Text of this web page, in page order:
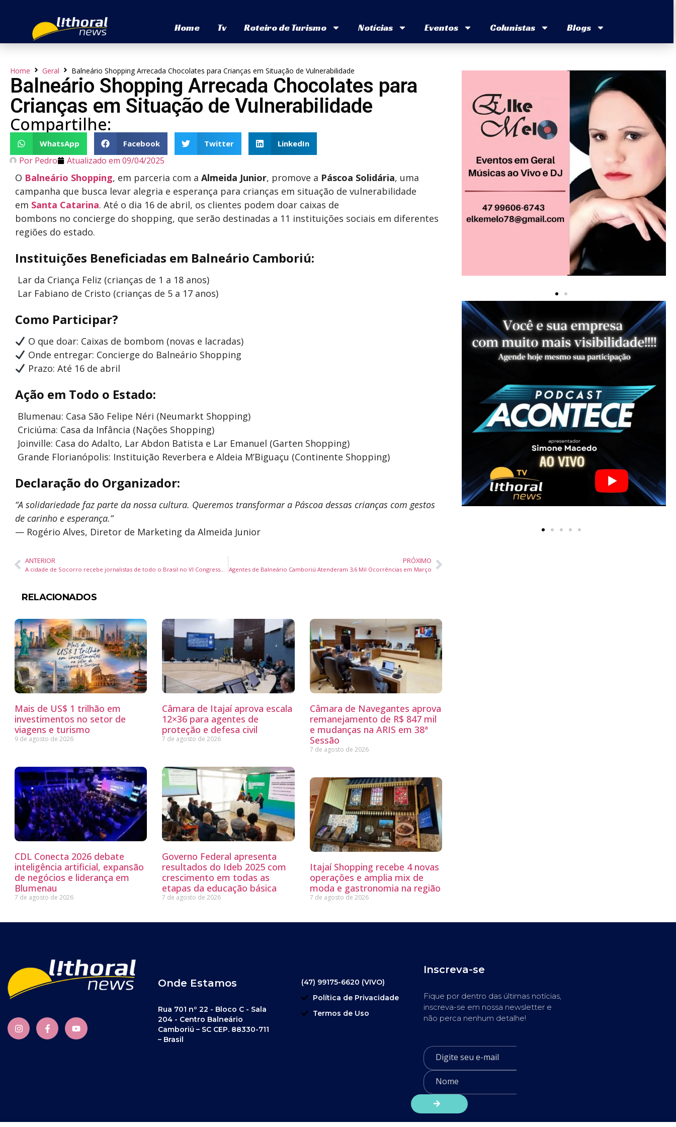
Home Tv Roteiro de Turismo Notícias Eventos Colunistas Blogs
Home Geral Balneário Shopping Arrecada Chocolates para Crianças em Situação de Vulnerabilidade
Balneário Shopping Arrecada Chocolates para
Crianças em Situação de Vulnerabilidade
Compartilhe:
WhatsApp Facebook Twitter LinkedIn
Por Pedro Atualizado em 09/04/2025
O Balneário Shopping, em parceria com a Almeida Junior, promove a Páscoa Solidária, uma
campanha que busca levar alegria e esperança para crianças em situação de vulnerabilidade
em Santa Catarina. Até o dia 16 de abril, os clientes podem doar caixas de
bombons no concierge do shopping, que serão destinadas a 11 instituições sociais em diferentes
regiões do estado.
Instituições Beneficiadas em Balneário Camboriú:
Lar da Criança Feliz (crianças de 1 a 18 anos)
Lar Fabiano de Cristo (crianças de 5 a 17 anos)
Como Participar?
O que doar: Caixas de bombom (novas e lacradas)
Onde entregar: Concierge do Balneário Shopping
Prazo: Até 16 de abril
Ação em Todo o Estado:
Blumenau: Casa São Felipe Néri (Neumarkt Shopping)
Criciúma: Casa da Infância (Nações Shopping)
Joinville: Casa do Adalto, Lar Abdon Batista e Lar Emanuel (Garten Shopping)
Grande Florianópolis: Instituição Reverbera e Aldeia M’Biguaçu (Continente Shopping)
Declaração do Organizador:
“A solidariedade faz parte da nossa cultura. Queremos transformar a Páscoa dessas crianças com gestos
de carinho e esperança.”
— Rogério Alves, Diretor de Marketing da Almeida Junior
ANTERIOR PRÓXIMO
Agentes de Balneário Camboriú Atenderam 3,6 Mil Ocorrências em Março
RELACIONADOS
Mais de US$ 1 trilhão em
investimentos no setor de
viagens e turismo
9 de agosto de 2026
Câmara de Itajaí aprova escala
12×36 para agentes de
proteção e defesa civil
7 de agosto de 2026
Câmara de Navegantes aprova
remanejamento de R$ 847 mil
e mudanças na ARIS em 38ª
Sessão
7 de agosto de 2026
CDL Conecta 2026 debate
inteligência artificial, expansão
de negócios e liderança em
Blumenau
7 de agosto de 2026
Governo Federal apresenta
resultados do Ideb 2025 com
crescimento em todas as
etapas da educação básica
7 de agosto de 2026
Itajaí Shopping recebe 4 novas
operações e amplia mix de
moda e gastronomia na região
7 de agosto de 2026
Onde Estamos
Rua 701 nº 22 - Bloco C - Sala
204 - Centro Balneário
Camboriú – SC CEP. 88330-711
– Brasil
(47) 99175-6620 (VIVO)
Política de Privacidade
Termos de Uso
Inscreva-se
Fique por dentro das últimas notícias,
inscreva-se em nossa newsletter e
não perca nenhum detalhe!